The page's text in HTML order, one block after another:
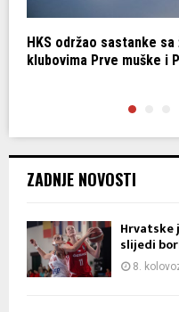
HKS održao sastanke
klubovima Prve muške i
ZADNJE NOVOSTI
Hrvatske
slijedi
8.